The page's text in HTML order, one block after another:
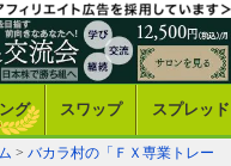
グ スワップ スプレッド
> バカラ村の「ＦＸ専業トレー